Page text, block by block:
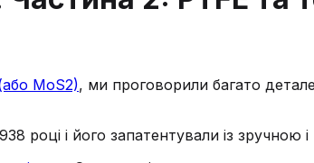
MoS2), ми проговорили багато
році і його запатентували із